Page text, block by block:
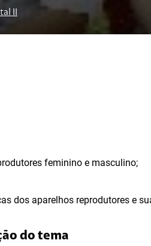
II
feminino e masculino;
dos aparelhos reprodutores e
do tema